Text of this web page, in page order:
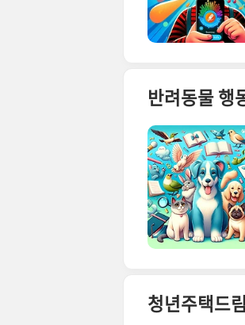
반려동물 행
청년주택드